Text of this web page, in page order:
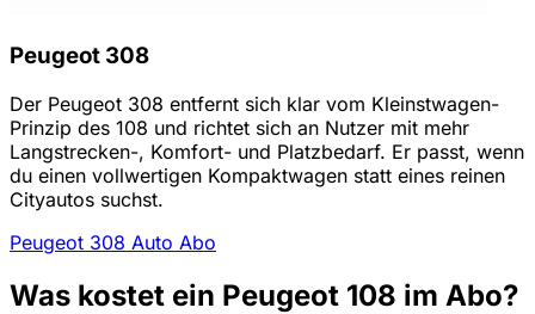
Peugeot 308
Der Peugeot 308 entfernt sich klar vom Kleinstwagen-
Prinzip des 108 und richtet sich an Nutzer mit mehr
Langstrecken-, Komfort- und Platzbedarf. Er passt, wenn
du einen vollwertigen Kompaktwagen statt eines reinen
Cityautos suchst.
Peugeot 308 Auto Abo
Was kostet ein Peugeot 108 im Abo?